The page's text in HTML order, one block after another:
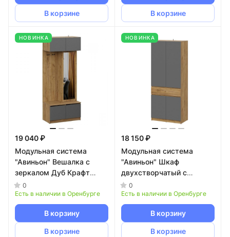
В корзине В корзине
НОВИНКА
19 040 ₽
Модульная система
"Авиньон" Вешалка с
зеркалом Дуб Крафт
Золотой/Графит серый
NN
0
Есть в наличии в Оренбурге
В корзину
В корзине
НОВИНКА
18 150 ₽
Модульная система
"Авиньон" Шкаф
двухстворчатый с
ящиком Дуб Крафт
Золотой/Графит серый
NN
0
Есть в наличии в Оренбурге
В корзину
В корзине